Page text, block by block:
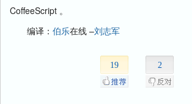
CoffeeScript 。
编译： 伯乐在线 –刘志军
19 2